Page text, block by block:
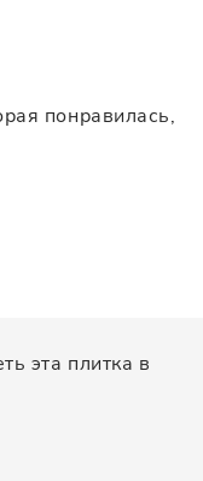
понравилась,
эта плитка в